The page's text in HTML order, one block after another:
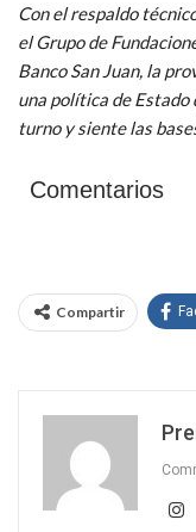
Con el respaldo
el Grupo de
Banco San Juan, la
una política de
turno y siente las
Comentarios
Compartir